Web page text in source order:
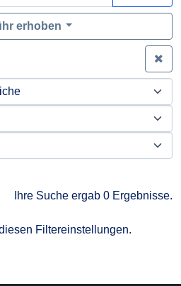
erhoben
Ihre Suche ergab 0 Ergebnisse.
Filtereinstellungen.